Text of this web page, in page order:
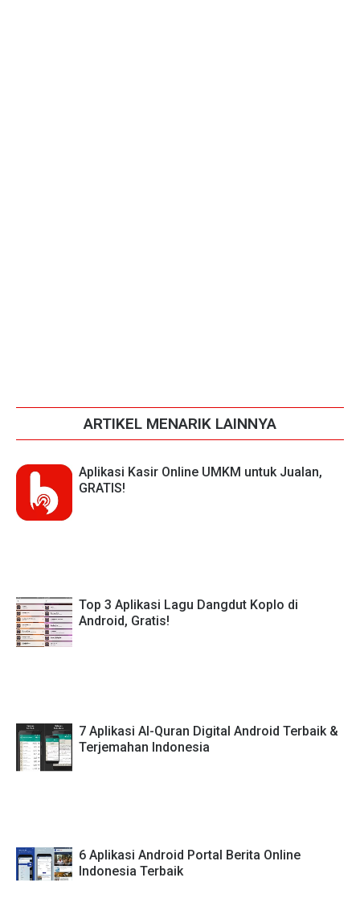
ARTIKEL MENARIK LAINNYA
Aplikasi Kasir Online UMKM untuk Jualan,
GRATIS!
Top 3 Aplikasi Lagu Dangdut Koplo di
Android, Gratis!
7 Aplikasi Al-Quran Digital Android Terbaik &
Terjemahan Indonesia
6 Aplikasi Android Portal Berita Online
Indonesia Terbaik